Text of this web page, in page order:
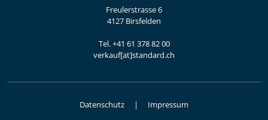
Freulerstrasse 6
4127 Birsfelden
Tel.+41 61 378 82 00
verkauf[at]standard.ch
Datenschutz Impressum